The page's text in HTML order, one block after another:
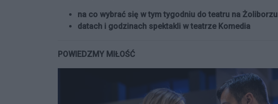
na co wybrać się w tym tygodniu do teatru na Żoliborzu
datach i godzinach spektakli w teatrze Komedia
POWIEDZMY MIŁOŚĆ